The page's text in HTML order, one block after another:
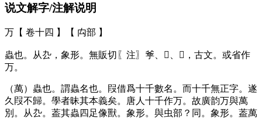
说文解字/注解说明
万【 卷十四 】【 禸部 】
蟲也。从厹，象形。無販切〖注〗㸘、𤍚、𢁭，古文。或省作
万。
（萬）蟲也。謂蟲名也。叚借爲十千數名。而十千無正字。遂
久叚不歸。學者昧其本義矣。唐人十千作万。故廣韵万與萬
別。从厹。葢其蟲四足像獸。象形。與虫部？同。象形。葢萬